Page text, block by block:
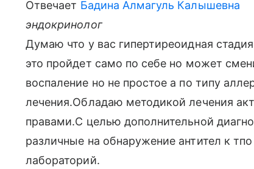
Отвечает Бадина Алмагуль Калышевна
эндокринолог
Думаю что у вас гипертиреоидная
это пройдет само по себе но может
воспаление но не простое а по типу
лечения.Обладаю методикой лечения
правами.С целью дополнительной
различные на обнаружение антител к
лабораторий.